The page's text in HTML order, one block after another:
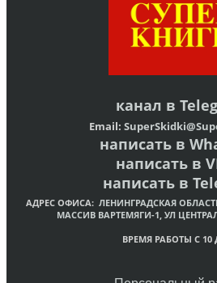
канал в
Email:
написать в
написать в
написать в
АДРЕС ОФИСА: ЛЕНИНГРАДСКАЯ
МАССИВ ВАРТЕМЯГИ-1, УЛ
ВРЕМЯ РАБОТЫ С 10